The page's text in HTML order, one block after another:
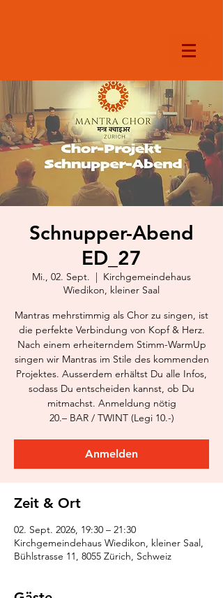
Schnupper-Abend
ED_27
Mi., 02. Sept.
  |
Kirchgemeindehaus
Wiedikon, kleiner Saal
Mantras mehrstimmig als Chor zu singen, ist
die perfekte Verbindung von Kopf & Herz.
Nach einem erheiterndem Stimm-WarmUp
singen wir Mantras im Stile des kommenden
Projektes. Ausserdem erhältst Du alle Infos,
sodass Du entscheiden kannst, ob Du
mitmachst. Anmeldung nötig
20.– BAR / TWINT (Legi 10.-)
Anmelden
Zeit & Ort
02. Sept. 2026, 19:30 – 21:30
Kirchgemeindehaus Wiedikon, kleiner Saal,
Bühlstrasse 11, 8055 Zürich, Schweiz